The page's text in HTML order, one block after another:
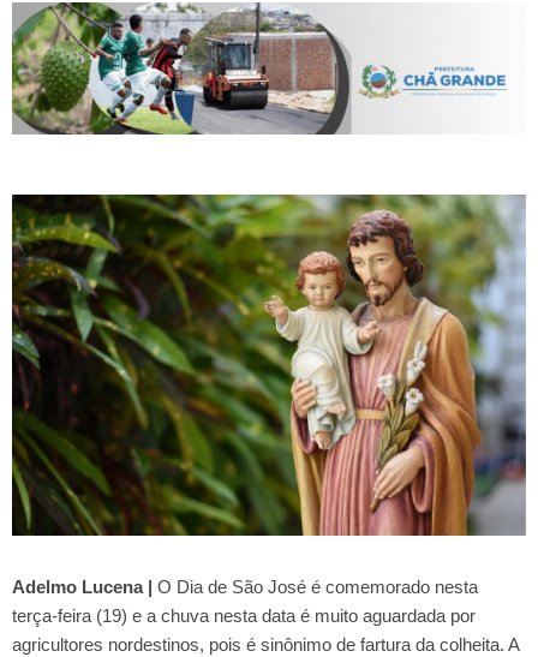
Adelmo Lucena | O Dia de São José é comemorado nesta
terça-feira (19) e a chuva nesta data é muito aguardada por
agricultores nordestinos, pois é sinônimo de fartura da colheita. A